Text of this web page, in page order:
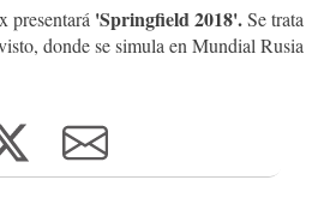
presentará 'Springfield 2018'.Se trata
donde se simula en Mundial Rusia